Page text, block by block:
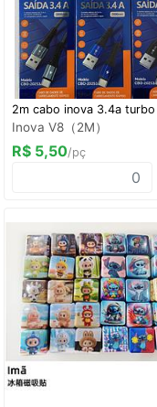
2m cabo inova 3.4a
Inova V8（2M）
R$ 5,50/pç